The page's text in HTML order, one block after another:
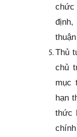
chức
Thủ
chủ
mục
hạn
thức